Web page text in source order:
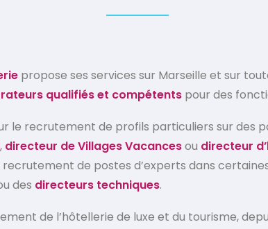
propose ses services sur Marseille et sur
qualifiés et compétents pour des
le recrutement de profils particuliers sur des
, directeur de Villages Vacancesou directeur
de postes d’experts dans
des directeurs techniques.
de l’hôtellerie de luxe et du tourisme,